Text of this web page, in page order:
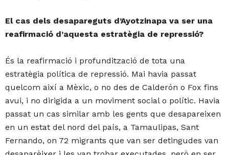
El cas dels desapareguts d’Ayotzinapa va ser una
reafirmació d’aquesta estratègia de repressió?
És la reafirmació i profundització de tota una
estratègia política de repressió. Mai havia passat
quelcom així a Mèxic, o no des de Calderón o Fox fins
avui, i no dirigida a un moviment social o polític. Havia
passat un cas similar amb les gents que desapareixen
en un estat del nord del país, a Tamaulipas, Sant
Fernando, on 72 migrants que van ser detingudes van